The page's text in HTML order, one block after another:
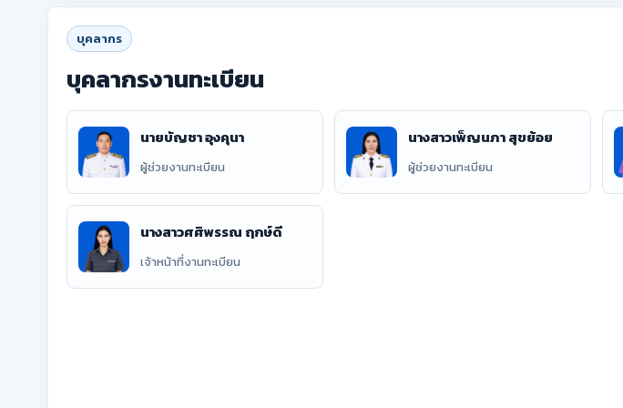
บุคลากร
บุคลากรงานทะเบียน
นายบัญชา อุงคุนา
ผู้ช่วยงานทะเบียน
นางสาวเพ็ญนภา สุขย้อย
ผู้ช่วยงานทะเบียน
นางสาวศศิพรรณ ฤกษ์ดี
เจ้าหน้าที่งานทะเบียน